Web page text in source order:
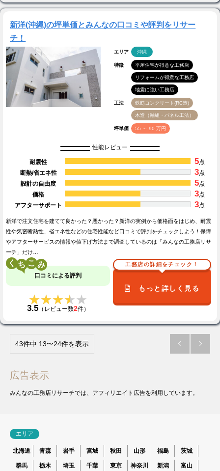
新洋(沖縄)の坪単価とみんなの口コミや評判をリサー
チ！
エリア 沖縄
特徴 平屋住宅が得意な工務店
リフォームが得意な工務店
地震に強い工務店
工法 鉄筋コンクリート(RC造)
木造（軸組・パネル工法）
坪単価 55 ～ 90 万円
性能レビュー
耐震性 5点
断熱/省エネ性
3点
設計の自由度
5点
価格
3点
アフターサポート
3点
新洋で注文住宅を建てて良かった？悪かった？新洋の実例から価格面をはじめ、耐震
性や気密断熱性、省エネ性などの住宅性能など口コミで評判をチェックしよう！保障
やアフターサービスの情報や値下げ方法まで調査しているのは「みんなの工務店リサ
ーチ」だけ…
く こ
口コミによる評判
★★★★★
★★★★★
3.5（レビュー数2件）
工務店の詳細をチェック！
もっと詳しく見る
43件中 13〜24件を表示  
広告表示
みんなの工務店リサーチでは、アフィリエイト広告を利用しています。
エリア
北海道 青森 岩手 宮城 秋田 山形 福島 茨城
群馬 栃木 埼玉 千葉 東京 神奈川 新潟 富山